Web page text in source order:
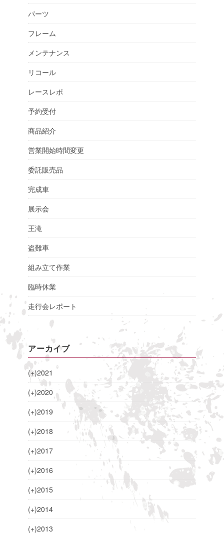
パーツ
フレーム
メンテナンス
リコール
レースレポ
予約受付
商品紹介
営業開始時間変更
委託販売品
完成車
展示会
王滝
盗難車
組み立て作業
臨時休業
走行会レポート
アーカイブ
(+)2021
(+)2020
(+)2019
(+)2018
(+)2017
(+)2016
(+)2015
(+)2014
(+)2013